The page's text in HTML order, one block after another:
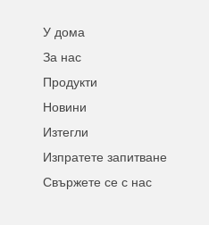
У дома
За нас
Продукти
Новини
Изтегли
Изпратете запитване
Свържете се с нас